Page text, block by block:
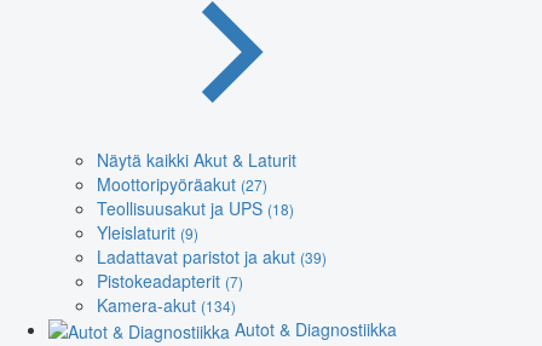
Näytä kaikki Akut & Laturit
Moottoripyöräakut (27)
Teollisuusakut ja UPS (18)
Yleislaturit (9)
Ladattavat paristot ja akut (39)
Pistokeadapterit (7)
Kamera-akut (134)
Autot & Diagnostiikka